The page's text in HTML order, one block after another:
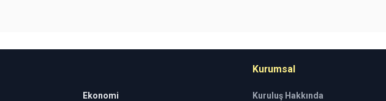
Ekonomi
Kurumsal
Kuruluş Hakkında